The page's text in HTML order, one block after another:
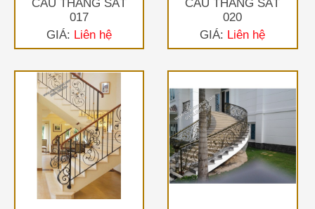
CẦU THANG SẮT
017
GIÁ: Liên hệ
CẦU THANG SẮT
020
GIÁ: Liên hệ